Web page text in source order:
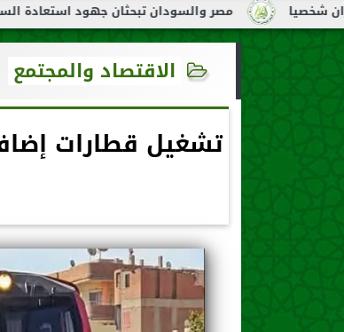
مصر والسودان تبحثان جهود استعادة السلام
الاقتصاد والمجتمع
تشغيل قطارات